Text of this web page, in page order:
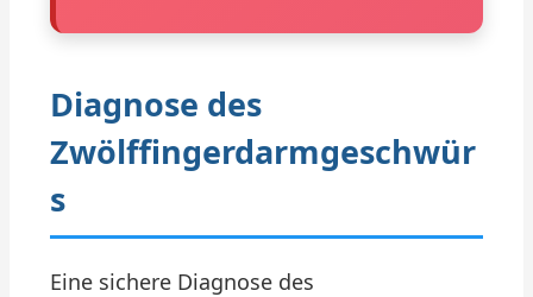
Diagnose des
Zwölffingerdarmgeschwür
s
Eine sichere Diagnose des